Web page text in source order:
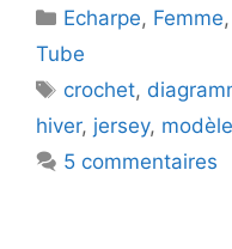
Catégories
Echarpe, Femme,
Tube
Étiquettes
crochet,
hiver, jersey, modèle
5 commentaires